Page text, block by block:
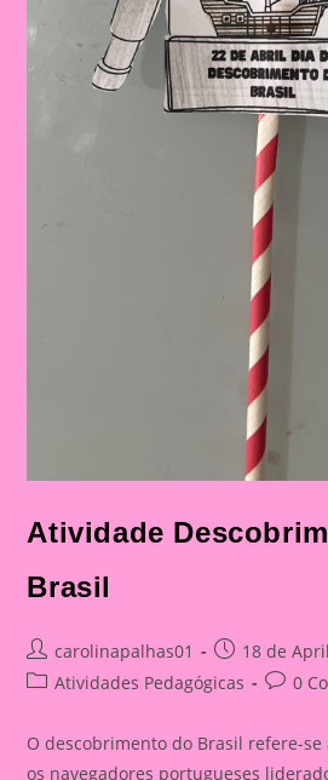
Atividade
Brasil
Post
author:
carolinapalhas01
Post
published:
18 de
PostAtividades Pedagógicas
Post0
O descobrimento do Brasil refere-
os navegadores portugueses